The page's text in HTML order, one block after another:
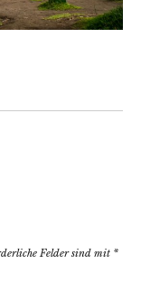
Felder sind mit *